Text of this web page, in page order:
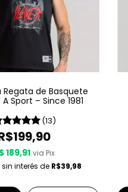
de Basquete
Sport – Since 1981
(13)
189,91 via Pix
interés de R$39,98